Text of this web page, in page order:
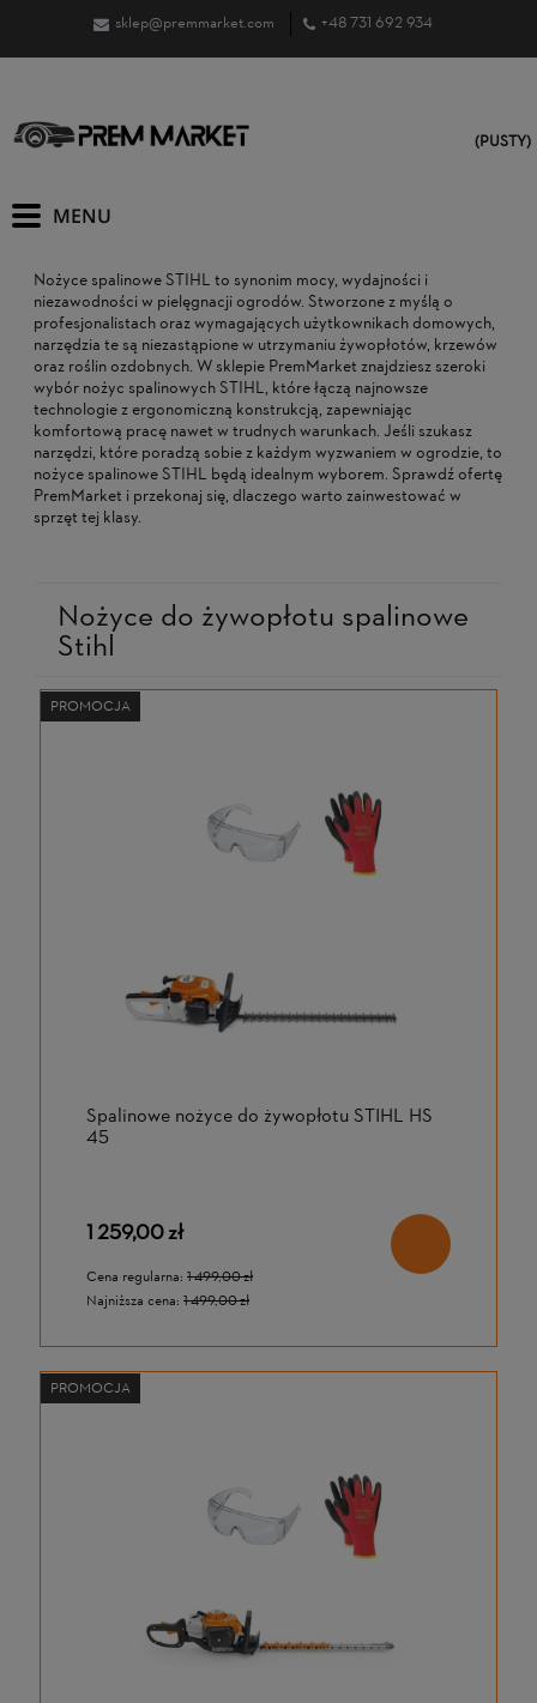
sklep@premmarket.com +48 731 692 934
(PUSTY)
Nożyce spalinowe STIHL to synonim mocy, wydajności i
niezawodności w pielęgnacji ogrodów. Stworzone z myślą o
profesjonalistach oraz wymagających użytkownikach domowych,
narzędzia te są niezastąpione w utrzymaniu żywopłotów, krzewów
oraz roślin ozdobnych. W sklepie PremMarket znajdziesz szeroki
wybór nożyc spalinowych STIHL, które łączą najnowsze
technologie z ergonomiczną konstrukcją, zapewniając
komfortową pracę nawet w trudnych warunkach. Jeśli szukasz
narzędzi, które poradzą sobie z każdym wyzwaniem w ogrodzie, to
nożyce spalinowe STIHL będą idealnym wyborem. Sprawdź ofertę
PremMarket i przekonaj się, dlaczego warto zainwestować w
sprzęt tej klasy.
Nożyce do żywopłotu spalinowe
Stihl
Spalinowe nożyce do żywopłotu STIHL HS
45
1 259,00 zł
Cena regularna: 1 499,00 zł
Najniższa cena: 1 499,00 zł
PROMOCJA
PROMOCJA